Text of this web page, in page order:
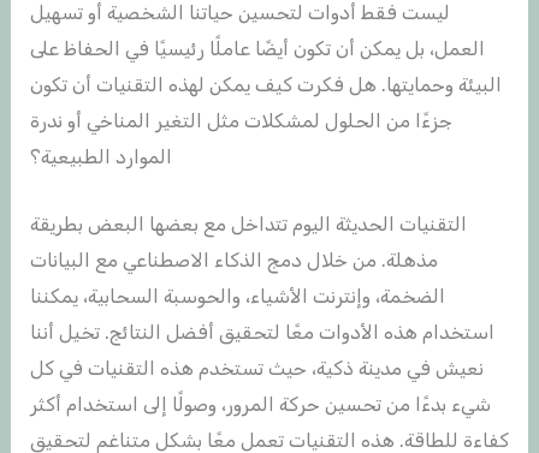
ليست فقط أدوات لتحسين حياتنا الشخصية أو تسهيل
العمل، بل يمكن أن تكون أيضًا عاملًا رئيسيًا في الحفاظ على
البيئة وحمايتها. هل فكرت كيف يمكن لهذه التقنيات أن تكون
جزءًا من الحلول لمشكلات مثل التغير المناخي أو ندرة
الموارد الطبيعية؟
التقنيات الحديثة اليوم تتداخل مع بعضها البعض بطريقة
مذهلة. من خلال دمج الذكاء الاصطناعي مع البيانات
الضخمة، وإنترنت الأشياء، والحوسبة السحابية، يمكننا
استخدام هذه الأدوات معًا لتحقيق أفضل النتائج. تخيل أننا
نعيش في مدينة ذكية، حيث تستخدم هذه التقنيات في كل
شيء بدءًا من تحسين حركة المرور، وصولًا إلى استخدام أكثر
كفاءة للطاقة. هذه التقنيات تعمل معًا بشكل متناغم لتحقيق